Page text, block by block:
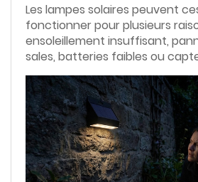
Les lampes solaires peuvent
fonctionner pour plusieurs
ensoleillement insuffisant,
sales, batteries faibles ou
Un mauvais emplacement,
peuvent également être en
nettoyage régulier, un
et un remplacement opportun
permettent de rétablir leur
et de garantir un éclairage
l’année.